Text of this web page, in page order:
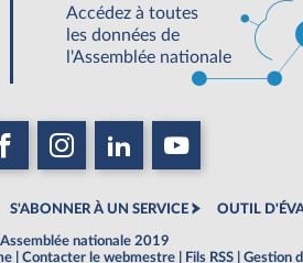
Accédez à toutes
les données de
l'Assemblée nationale
S'ABONNER À UN SERVICE OUTIL
nationale 2019
Contacter le webmestre Fils RSS Gestion